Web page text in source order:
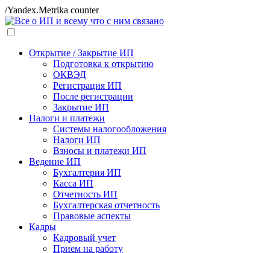
/Yandex.Metrika counter
Открытие / Закрытие ИП
Подготовка к открытию
ОКВЭД
Регистрация ИП
После регистрации
Закрытие ИП
Налоги и платежи
Системы налогообложения
Налоги ИП
Взносы и платежи ИП
Ведение ИП
Бухгалтерия ИП
Касса ИП
Отчетность ИП
Бухгалтерская отчетность
Правовые аспекты
Кадры
Кадровый учет
Прием на работу